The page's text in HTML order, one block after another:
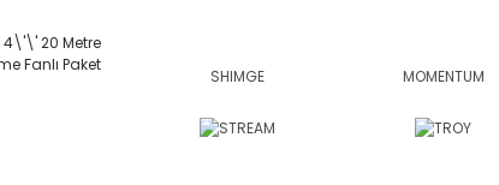
SHIMGE MOMENTUM